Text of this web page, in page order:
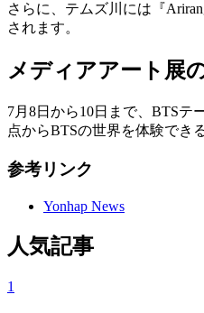
さらに、テムズ川には『
されます。
メディアアート展
7月8日から10日まで、BTSテ
点からBTSの世界を体験でき
参考リンク
Yonhap News
人気記事
1